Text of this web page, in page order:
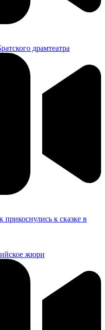
драмтеатра
к сказке в
жюри